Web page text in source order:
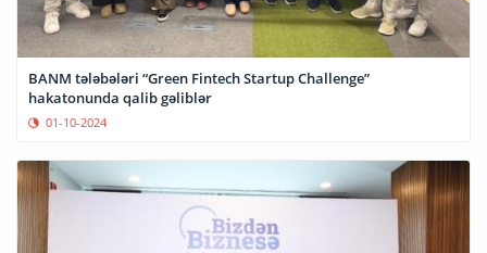
BANM tələbələri “Green Fintech Startup Challenge”
hakatonunda qalib gəliblər
01-10-2024